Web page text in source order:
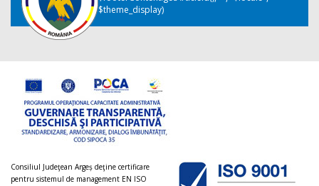
$theme_display)
Consiliul Judeţean Argeș deţine certificare
pentru sistemul de management EN ISO